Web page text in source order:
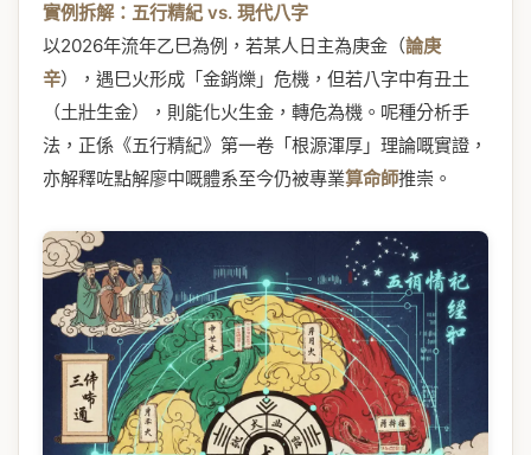
實例拆解：五行精紀 vs. 現代八字
以2026年流年乙巳為例，若某人日主為庚金（論庚
辛），遇巳火形成「金銷爍」危機，但若八字中有丑土
（土壯生金），則能化火生金，轉危為機。呢種分析手
法，正係《五行精紀》第一卷「根源渾厚」理論嘅實證，
亦解釋咗點解廖中嘅體系至今仍被專業算命師推崇。